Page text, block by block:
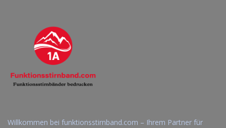
Willkommen bei funktionsstirnband.com – Ihrem Partner für